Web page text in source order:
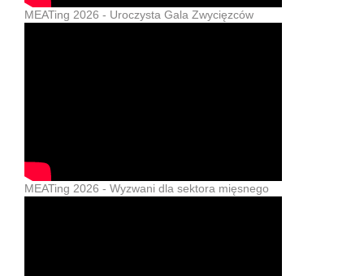
MEATing 2026 - Uroczysta Gala Zwycięzców
MEATing 2026 - Wyzwani dla sektora mięsnego